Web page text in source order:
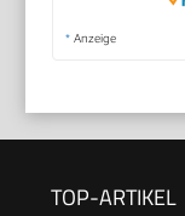
* Anzeige
TOP-ARTIKEL